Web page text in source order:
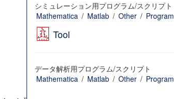
シミュレーション用プログラム/スクリプト
Mathematica / Matlab / Other / Program
Tool
データ解析用プログラム/スクリプト
Mathematica / Matlab / Other / Program